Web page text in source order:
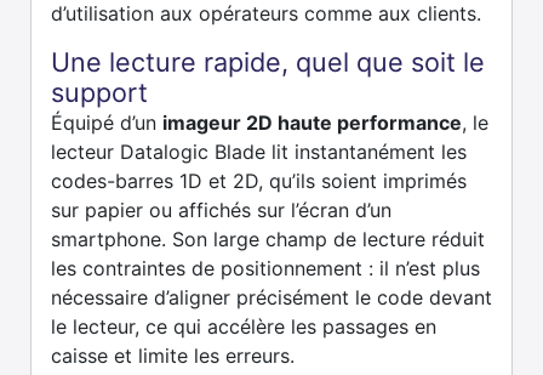
d’utilisation aux opérateurs comme aux clients.
Une lecture rapide, quel que soit le
support
Équipé d’un imageur 2D haute performance, le
lecteur Datalogic Blade lit instantanément les
codes-barres 1D et 2D, qu’ils soient imprimés
sur papier ou affichés sur l’écran d’un
smartphone. Son large champ de lecture réduit
les contraintes de positionnement : il n’est plus
nécessaire d’aligner précisément le code devant
le lecteur, ce qui accélère les passages en
caisse et limite les erreurs.